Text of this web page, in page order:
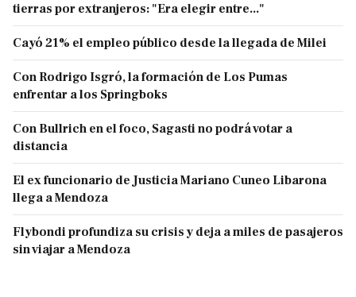
tierras por extranjeros: "Era elegir entre..."
Cayó 21% el empleo público desde la llegada de Milei
Con Rodrigo Isgró, la formación de Los Pumas
enfrentar a los Springboks
Con Bullrich en el foco, Sagasti no podrá votar a
distancia
El ex funcionario de Justicia Mariano Cuneo Libarona
llega a Mendoza
Flybondi profundiza su crisis y deja a miles de pasajeros
sin viajar a Mendoza